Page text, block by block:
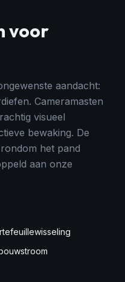
voor
aandacht:
Cameramasten
visueel
bewaking. De
het pand
aan onze